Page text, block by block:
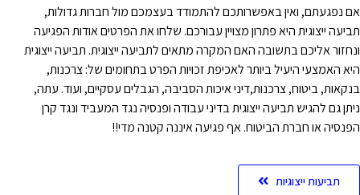
ואין באפשרותכם להתמודד בעצמכם מול חברות גדולות,
היא פתרון מצויין עבורכם. שלחו את הפרטים אודות הפגיעה
בתשובה האם המקרה מתאים לתביעה ייצוגית. תביעה ייצוגית
היעיל ביותר לאכיפת זכויות הפרט בתחומים של: צרכנות,
צרכנות,דיני איכות הסביבה, הגבלים עסקיים, ועוד. עתה,
תביעה ייצוגית בדיני עבודה ופנסיה נגד המעביד ונגד קרן
חברת הביטוח. אף פגיעה איננה קטנה מדי!!
ייצוגיות